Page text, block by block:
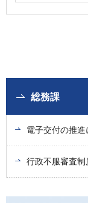
総務課
電子交付の推進
行政不服審査制